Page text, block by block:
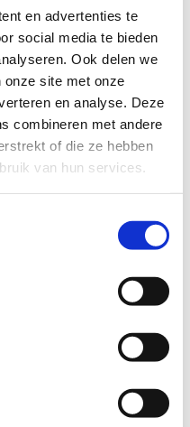
en advertenties te
social media te bieden
Ook delen we
onze site met onze
en analyse. Deze
combineren met andere
of die ze hebben
van hun services.